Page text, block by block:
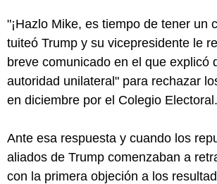
"¡Hazlo Mike, es tiempo de tener un
tuiteó Trump y su vicepresidente le
breve comunicado en el que explicó
autoridad unilateral" para rechazar
en diciembre por el Colegio Electoral.
Ante esa respuesta y cuando los
aliados de Trump comenzaban a
con la primera objeción a los